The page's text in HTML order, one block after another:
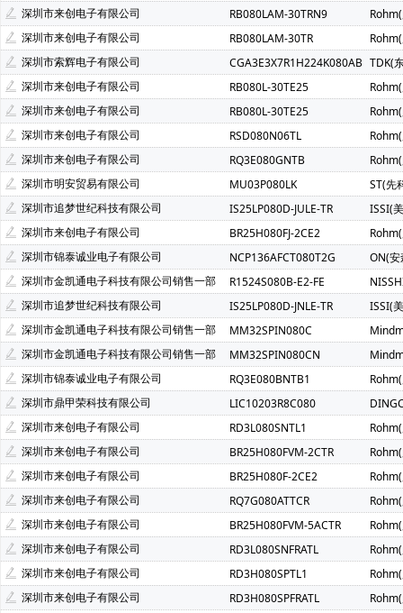
深圳市来创电子有限公司
RB080LAM-30TRN9
深圳市来创电子有限公司
RB080LAM-30TR
深圳市索辉电子有限公司
CGA3E3X7R1H224K080AB TDK(
深圳市来创电子有限公司
RB080L-30TE25
深圳市来创电子有限公司
RB080L-30TE25
深圳市来创电子有限公司
RSD080N06TL
深圳市来创电子有限公司
RQ3E080GNTB
深圳市明安贸易有限公司
MU03P080LK
ST(先
深圳市追梦世纪科技有限公司
IS25LP080D-JULE-TR
ISSI(
深圳市来创电子有限公司
BR25H080FJ-2CE2
深圳市锦泰诚业电子有限公司
NCP136AFCT080T2G
ON(安
深圳市金凯通电子科技有限公司销售一部
R1524S080B-E2-FE
深圳市追梦世纪科技有限公司
IS25LP080D-JNLE-TR
ISSI(
深圳市金凯通电子科技有限公司销售一部
MM32SPIN080C
深圳市金凯通电子科技有限公司销售一部
MM32SPIN080CN
深圳市锦泰诚业电子有限公司
RQ3E080BNTB1
深圳市鼎甲荣科技有限公司
LIC10203R8C080
深圳市来创电子有限公司
RD3L080SNTL1
深圳市来创电子有限公司
BR25H080FVM-2CTR
深圳市来创电子有限公司
BR25H080F-2CE2
深圳市来创电子有限公司
RQ7G080ATTCR
深圳市来创电子有限公司
BR25H080FVM-5ACTR
深圳市来创电子有限公司
RD3L080SNFRATL
深圳市来创电子有限公司
RD3H080SPTL1
深圳市来创电子有限公司
RD3H080SPFRATL